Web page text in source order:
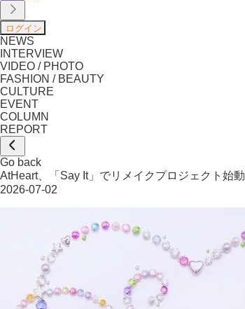
NEWS
INTERVIEW
VIDEO / PHOTO
FASHION / BEAUTY
CULTURE
EVENT
COLUMN
REPORT
Go back
AtHeart、「Say It」でリメイクプロジェクト始動
2026-07-02